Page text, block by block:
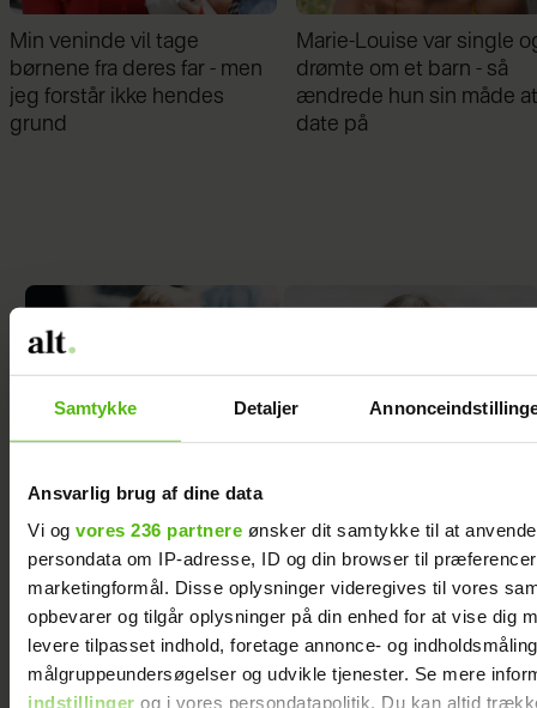
Samtykke Detaljer
Ansvarlig brug af dine data
Vi og vores 236 partnere ønsker dit samtykke til at
persondata om IP-adresse, ID og din browser til
marketingformål. Disse oplysninger videregives til vores
opbevarer og tilgår oplysninger på din enhed for at vise dig
levere tilpasset indhold, foretage annonce- og
målgruppeundersøgelser og udvikle tjenester. Se mere
indstillinger og i vores persondatapolitik. Du kan altid
vil tage
deres far - men
ikke hendes
Marie-Louise var single og
drømte om et barn - så
ændrede hun sin måde at
om
Var
giver mig angst
vedvarende kritik